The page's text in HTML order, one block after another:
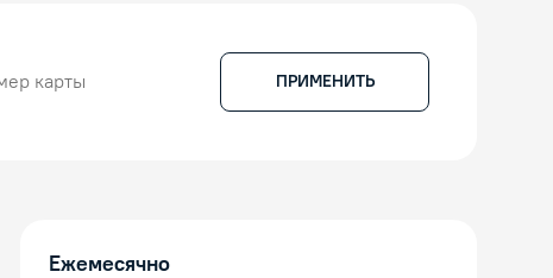
ПРИМЕНИТЬ
Ежемесячно